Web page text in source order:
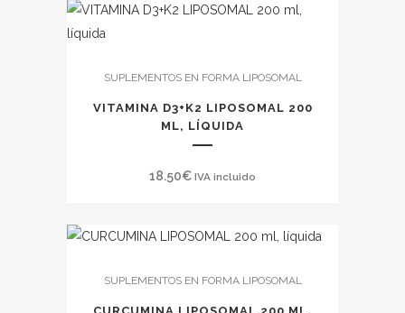
SUPLEMENTOS EN FORMA LIPOSOMAL
VITAMINA D3+K2 LIPOSOMAL 200
ML, LÍQUIDA
18.50€ IVA incluido
SUPLEMENTOS EN FORMA LIPOSOMAL